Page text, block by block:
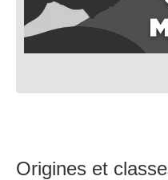
Origines et